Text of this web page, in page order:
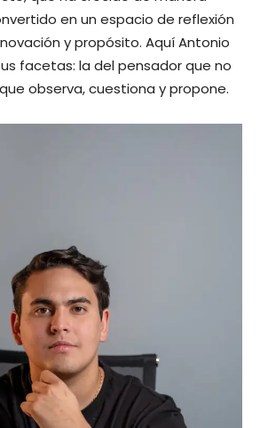
en un espacio de reflexión
y propósito. Aquí Antonio
facetas: la del pensador que no
observa, cuestiona y propone.